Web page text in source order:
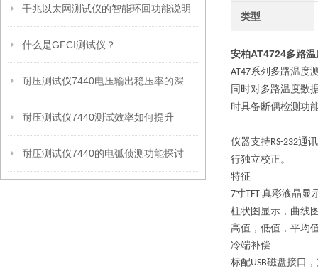
千兆以太网测试仪的智能环回功能说明
什么是GFCI测试仪？
耐压测试仪7440测试效率如何提升
耐压测试仪7440的电弧侦测功能探讨
类型
安柏AT4724多路
AT47系列多路温度
同时对多路温度数
时具备断偶检测功
仪器支持RS-232通
行独立校正。
特征
7寸TFT 真彩液晶显
柱状图显示，曲线
高值，低值，平均
冷端补偿
标配USB磁盘接口